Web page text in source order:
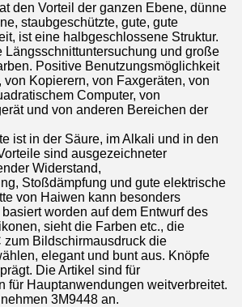
den Vorteil der ganzen Ebene, dünne
staubgeschützte, gute, gute
ist eine halbgeschlossene Struktur.
Längsschnittuntersuchung und große
Positive Benutzungsmöglichkeit
von Kopierern, von Faxgeräten, von
Computer, von
und von anderen Bereichen der
ist in der Säure, im Alkali und in den
sind ausgezeichneter
Widerstand,
Stoßdämpfung und gute elektrische
von Haiwen kann besonders
worden auf dem Entwurf des
sieht die Farben etc., die
zum Bildschirmausdruck die
elegant und bunt aus. Knöpfe
Die Artikel sind für
für Hauptanwendungen weitverbreitet.
3M9448 an.